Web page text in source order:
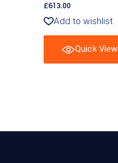
£613.00
Add to wishlist
Quick View